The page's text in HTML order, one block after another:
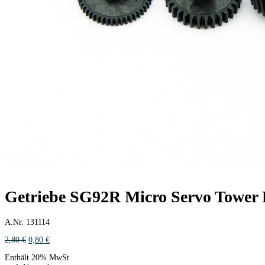
Getriebe SG92R Micro Servo Tower
A.Nr. 131114
2,80€ Ursprünglicher
war:
0,80 €Aktueller
ist:
Enthält 20% MwSt.